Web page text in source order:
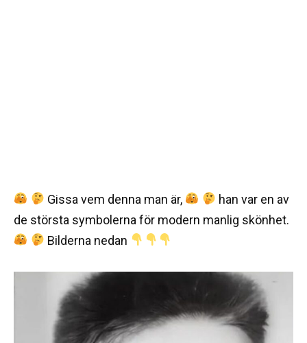
Gissa vem denna man är,
han var en av
de största symbolerna för modern manlig skönhet.
Bilderna nedan